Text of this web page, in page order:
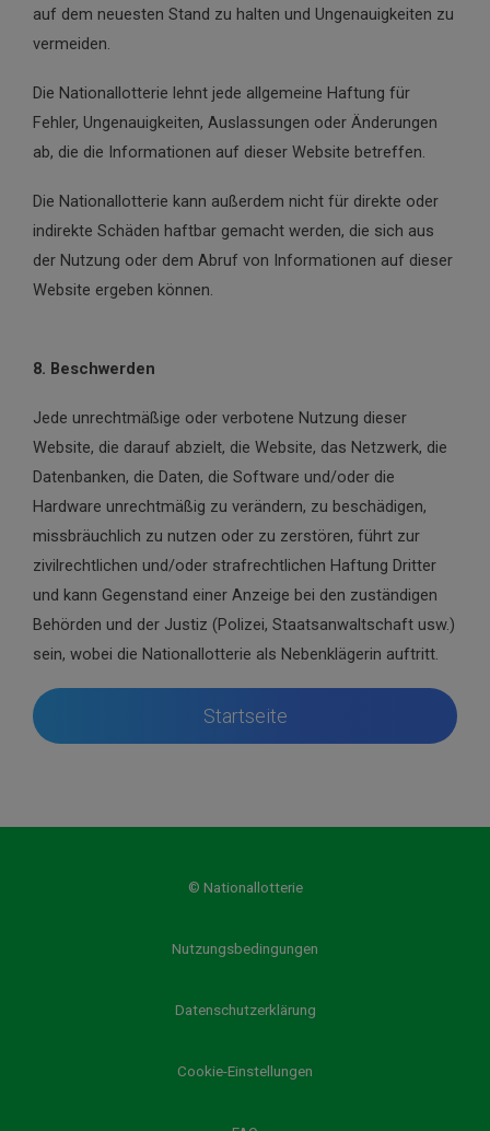
auf dem neuesten Stand zu halten und Ungenauigkeiten zu
vermeiden.
Die Nationallotterie lehnt jede allgemeine Haftung für
Fehler, Ungenauigkeiten, Auslassungen oder Änderungen
ab, die die Informationen auf dieser Website betreffen.
Die Nationallotterie kann außerdem nicht für direkte oder
indirekte Schäden haftbar gemacht werden, die sich aus
der Nutzung oder dem Abruf von Informationen auf dieser
Website ergeben können.
8. Beschwerden
Jede unrechtmäßige oder verbotene Nutzung dieser
Website, die darauf abzielt, die Website, das Netzwerk, die
Datenbanken, die Daten, die Software und/oder die
Hardware unrechtmäßig zu verändern, zu beschädigen,
missbräuchlich zu nutzen oder zu zerstören, führt zur
zivilrechtlichen und/oder strafrechtlichen Haftung Dritter
und kann Gegenstand einer Anzeige bei den zuständigen
Behörden und der Justiz (Polizei, Staatsanwaltschaft usw.)
sein, wobei die Nationallotterie als Nebenklägerin auftritt.
Startseite
© Nationallotterie
Nutzungsbedingungen
Datenschutzerklärung
Cookie-Einstellungen